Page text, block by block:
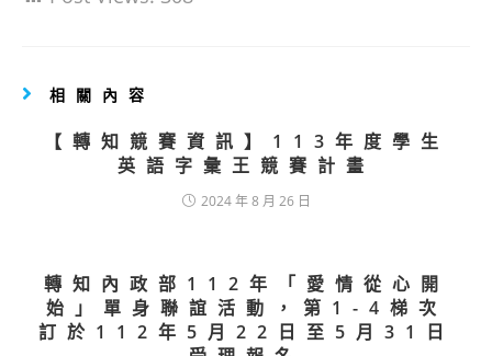
相關內容
【轉知競賽資訊】113年度學生
英語字彙王競賽計畫
2024 年 8 月 26 日
轉知內政部112年「愛情從心開
始」單身聯誼活動，第1-4梯次
訂於112年5月22日至5月31日